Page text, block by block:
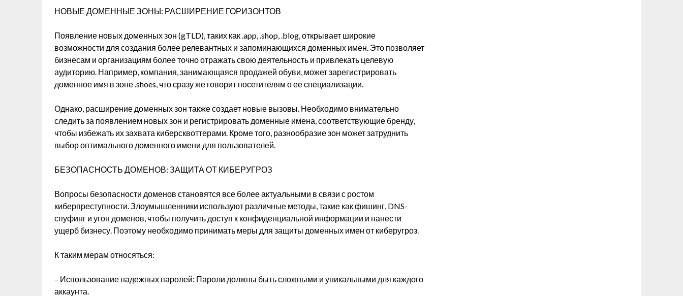
НОВЫЕ ДОМЕННЫЕ ЗОНЫ: РАСШИРЕНИЕ ГОРИЗОНТОВ
Появление новых доменных зон (gTLD), таких как .app, .shop, .blog, открывает широкие
возможности для создания более релевантных и запоминающихся доменных имен. Это позволяет
бизнесам и организациям более точно отражать свою деятельность и привлекать целевую
аудиторию. Например, компания, занимающаяся продажей обуви, может зарегистрировать
доменное имя в зоне .shoes, что сразу же говорит посетителям о ее специализации.
Однако, расширение доменных зон также создает новые вызовы. Необходимо внимательно
следить за появлением новых зон и регистрировать доменные имена, соответствующие бренду,
чтобы избежать их захвата киберсквоттерами. Кроме того, разнообразие зон может затруднить
выбор оптимального доменного имени для пользователей.
БЕЗОПАСНОСТЬ ДОМЕНОВ: ЗАЩИТА ОТ КИБЕРУГРОЗ
Вопросы безопасности доменов становятся все более актуальными в связи с ростом
киберпреступности. Злоумышленники используют различные методы, такие как фишинг, DNS-
спуфинг и угон доменов, чтобы получить доступ к конфиденциальной информации и нанести
ущерб бизнесу. Поэтому необходимо принимать меры для защиты доменных имен от киберугроз.
К таким мерам относяться:
– Использование надежных паролей: Пароли должны быть сложными и уникальными для каждого
аккаунта.